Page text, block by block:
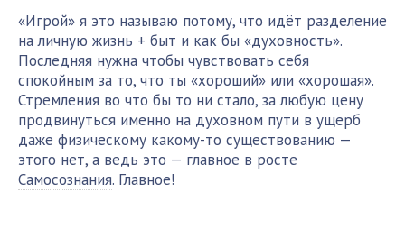
«Игрой» я это называю потому, что идёт разделение
на личную жизнь + быт и как бы «духовность».
Последняя нужна чтобы чувствовать себя
спокойным за то, что ты «хороший» или «хорошая».
Стремления во что бы то ни стало, за любую цену
продвинуться именно на духовном пути в ущерб
даже физическому какому-то существованию —
этого нет, а ведь это — главное в росте
Самосознания. Главное!